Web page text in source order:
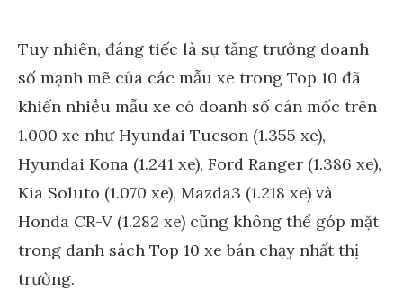
Tuy nhiên, đáng tiếc là sự tăng trưởng doanh
số mạnh mẽ của các mẫu xe trong Top 10 đã
khiến nhiều mẫu xe có doanh số cán mốc trên
1.000 xe như Hyundai Tucson (1.355 xe),
Hyundai Kona (1.241 xe), Ford Ranger (1.386 xe),
Kia Soluto (1.070 xe), Mazda3 (1.218 xe) và
Honda CR-V (1.282 xe) cũng không thể góp mặt
trong danh sách Top 10 xe bán chạy nhất thị
trường.